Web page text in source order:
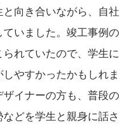
向き合いながら、自社
いました。竣工事例の
れていたので、学生に
やすかったかもしれま
イナーの方も、普段の
どを学生と親身に話さ